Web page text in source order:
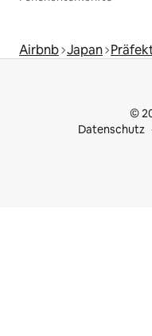
Airbnb Japan
©
Datenschutz